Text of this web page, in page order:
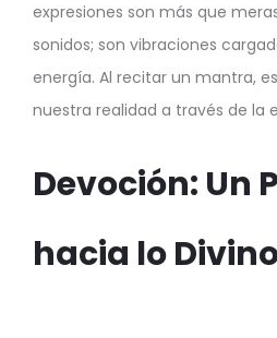
expresiones son más que
sonidos; son vibraciones
energía. Al recitar un mantra,
nuestra realidad a través de la
Devoción: Un
hacia lo